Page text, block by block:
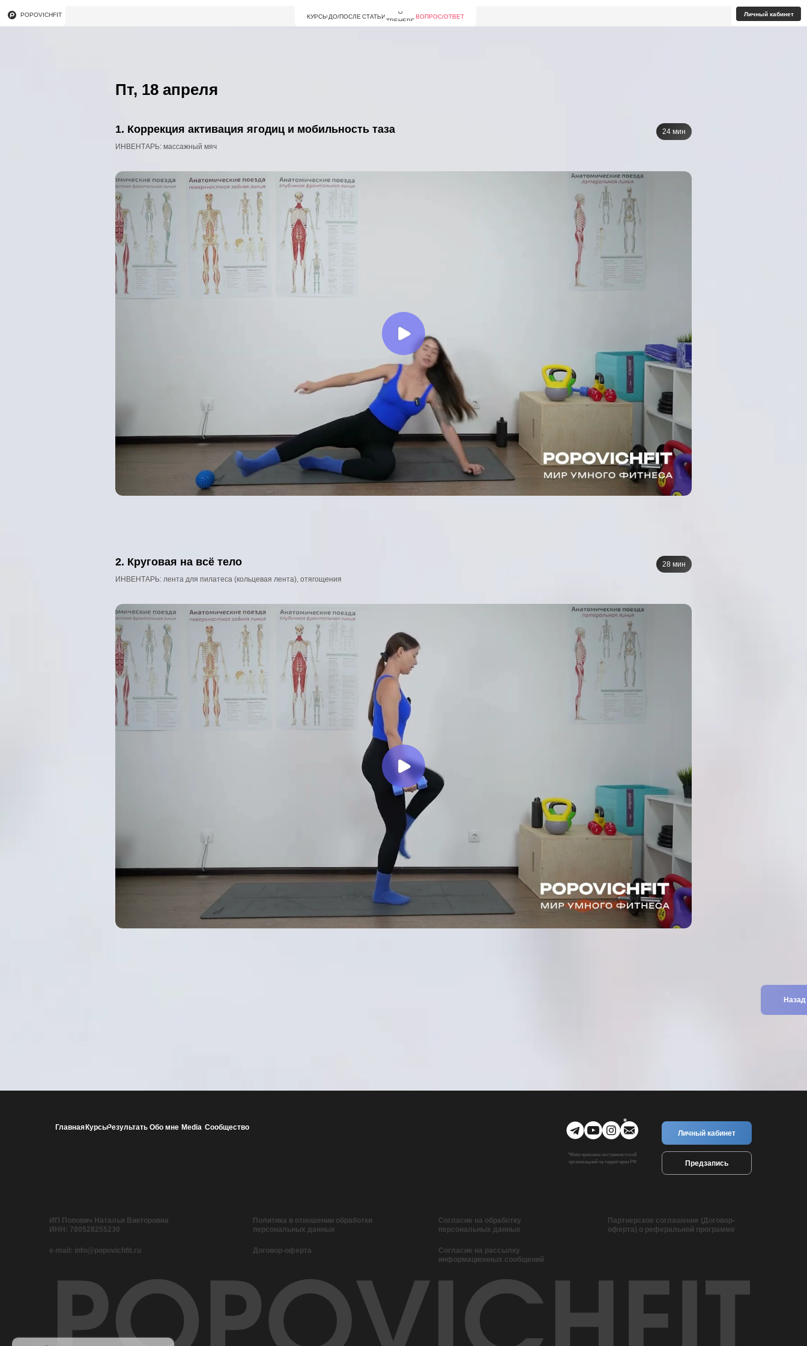
КУРСЫ ДО/ПОСЛЕ СТАТЬИ
О
ТРЕНЕРЕ
ВОПРОС/ОТВЕТ
POPOVICHFIT Личный кабинет
Пт, 18 апреля
1. Коррекция активация ягодиц и мобильность таза
ИНВЕНТАРЬ: массажный мяч
24 мин
2. Круговая на всё тело
ИНВЕНТАРЬ: лента для пилатеса (кольцевая лента), отягощения
28 мин
Назад
ГлавнаяКурсыРезультаты Обо мне Media Сообщество
Договор-оферта
Партнерское соглашение (Договор-
оферта) о реферальной программе
Политика в отношении обработки
персональных данных
Согласие на обработку
персональных данных
Согласие на рассылку
информационных сообщений
ИП Попович Наталья Викторовна
ИНН: 780528255230
e-mail: info@popovichfit.ru
Предзапись
Личный кабинет
*Meta признана экстремистской
организацией на территории РФ